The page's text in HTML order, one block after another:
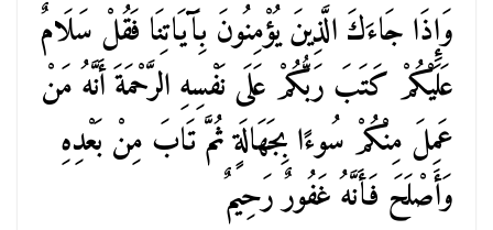
وَإِذَا جَاءَكَ الَّذِينَ يُؤْمِنُونَ بِآَيَاتِنَا فَقُلْ سَلَامٌ
عَلَيْكُمْ كَتَبَ رَبُّكُمْ عَلَى نَفْسِهِ الرَّحْمَةَ أَنَّهُ مَنْ
عَمِلَ مِنْكُمْ سُوءًا بِجَهَالَةٍ ثُمَّ تَابَ مِنْ بَعْدِهِ
وَأَصْلَحَ فَأَنَّهُ غَفُورٌ رَحِيمٌ